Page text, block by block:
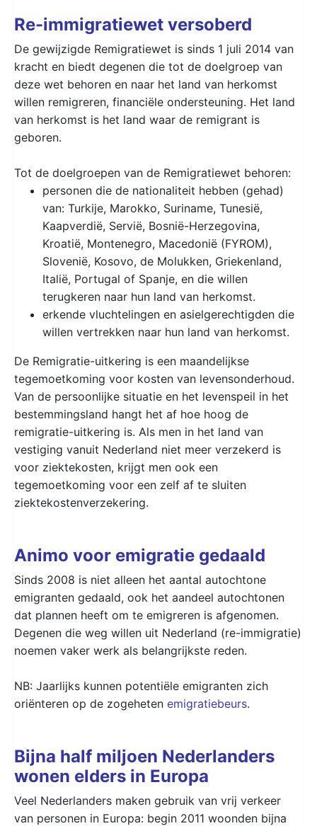
Re-immigratiewet versoberd
De gewijzigde Remigratiewet is sinds 1 juli 2014 van
kracht en biedt degenen die tot de doelgroep van
deze wet behoren en naar het land van herkomst
willen remigreren, financiële ondersteuning. Het land
van herkomst is het land waar de remigrant is
geboren.
Tot de doelgroepen van de Remigratiewet behoren:
personen die de nationaliteit hebben (gehad)
van: Turkije, Marokko, Suriname, Tunesië,
Kaapverdië, Servië, Bosnië-Herzegovina,
Kroatië, Montenegro, Macedonië (FYROM),
Slovenië, Kosovo, de Molukken, Griekenland,
Italië, Portugal of Spanje, en die willen
terugkeren naar hun land van herkomst.
erkende vluchtelingen en asielgerechtigden die
willen vertrekken naar hun land van herkomst.
De Remigratie-uitkering is een maandelijkse
tegemoetkoming voor kosten van levensonderhoud.
Van de persoonlijke situatie en het levenspeil in het
bestemmingsland hangt het af hoe hoog de
remigratie-uitkering is. Als men in het land van
vestiging vanuit Nederland niet meer verzekerd is
voor ziektekosten, krijgt men ook een
tegemoetkoming voor een zelf af te sluiten
ziektekostenverzekering.
Animo voor emigratie gedaald
Sinds 2008 is niet alleen het aantal autochtone
emigranten gedaald, ook het aandeel autochtonen
dat plannen heeft om te emigreren is afgenomen.
Degenen die weg willen uit Nederland (re-immigratie)
noemen vaker werk als belangrijkste reden.
NB: Jaarlijks kunnen potentiële emigranten zich
oriënteren op de zogeheten emigratiebeurs.
Bijna half miljoen Nederlanders
wonen elders in Europa
Veel Nederlanders maken gebruik van vrij verkeer
van personen in Europa: begin 2011 woonden bijna